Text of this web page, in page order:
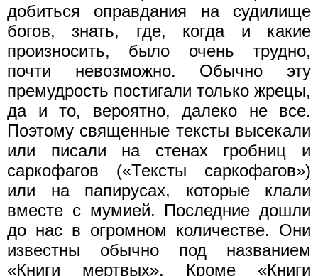
добиться оправдания на судилище
богов, знать, где, когда и какие
произносить, было очень трудно,
почти невозможно. Обычно эту
премудрость постигали только жрецы,
да и то, вероятно, далеко не все.
Поэтому священные тексты высекали
или писали на стенах гробниц и
саркофагов («Тексты саркофагов»)
или на папирусах, которые клали
вместе с мумией. Последние дошли
до нас в огромном количестве. Они
известны обычно под названием
«Книги мертвых». Кроме «Книги